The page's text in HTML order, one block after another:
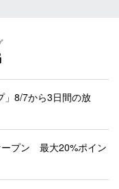
」8/7から3日間の放
ープン 最大20%ポイン